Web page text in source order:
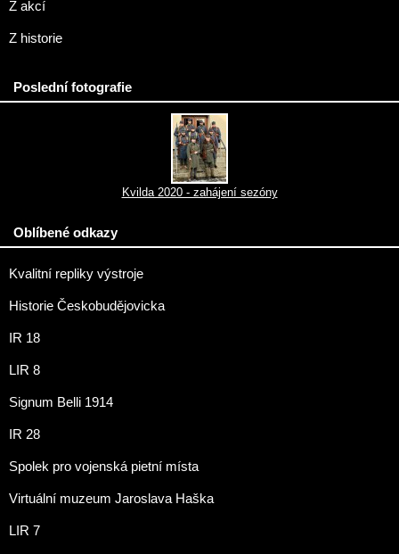
Z akcí
Z historie
Poslední fotografie
Kvilda 2020 - zahájení sezóny
Oblíbené odkazy
Kvalitní repliky výstroje
Historie Českobudějovicka
IR 18
LIR 8
Signum Belli 1914
IR 28
Spolek pro vojenská pietní místa
Virtuální muzeum Jaroslava Haška
LIR 7